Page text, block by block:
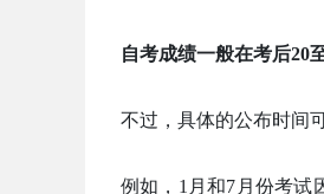
自考成绩一般在考后20
不过，具体的公布时间
例如，1月和7月份考试